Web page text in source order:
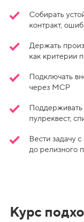
Собирать
контракт,
Держать
как критерии
Подключать
через MCP
пулреквест,
Вести задачу
до релизного
Курс